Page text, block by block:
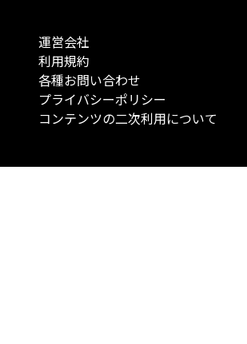
運営会社
利用規約
各種お問い合わせ
プライバシーポリシー
コンテンツの二次利用について